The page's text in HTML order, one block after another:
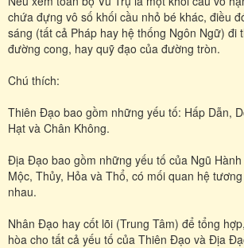
chứa đựng vô số khối cầu nhỏ bé khác, điều
sáng (tất cả Pháp hay hệ thống Ngôn Ngữ) đi
đường cong, hay quỹ đạo của đường tròn.
Chú thích:
Thiên Đạo bao gồm những yếu tố: Hấp Dẫn,
Hạt và Chân Không.
Địa Đạo bao gồm những yếu tố của Ngũ Hành
Mộc, Thủy, Hỏa và Thổ, có mối quan hệ
nhau.
Nhân Đạo hay cốt lõi (Trung Tâm) để tổng
hòa cho tất cả yếu tố của Thiên Đạo và Địa